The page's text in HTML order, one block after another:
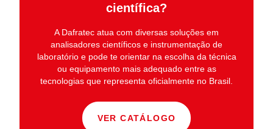
científica?
A Dafratec atua com diversas soluções em
analisadores científicos e instrumentação de
laboratórioe pode te orientar na escolha da técnica
ou equipamento mais adequado entre as
tecnologias que representa oficialmente no Brasil.
VER CATÁLOGO